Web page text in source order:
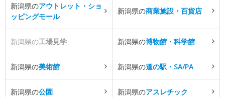
新潟県のアウトレット・ショ
ッピングモール
新潟県の商業施設・百貨店
新潟県の工場見学 新潟県の博物館・科学館
新潟県の美術館 新潟県の道の駅・SA/PA
新潟県の公園 新潟県のアスレチック